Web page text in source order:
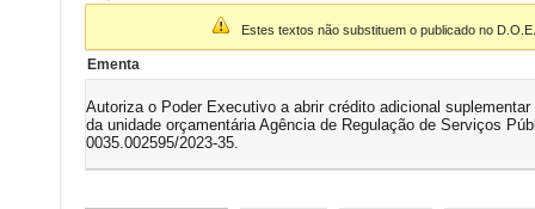
Estes textos não substituem o publicado no
Ementa
Autoriza o Poder Executivo a abrir crédito adicional
da unidade orçamentária Agência de Regulação de Serviços
0035.002595/2023-35.